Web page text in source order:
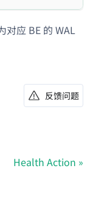
对应 BE 的 WAL
反馈问题
Health Action